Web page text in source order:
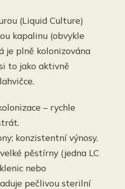
(Liquid Culture)
kapalinu (obvykle
je plně kolonizována
to jako aktivně
– rychle
konzistentní výnosy.
pěstírny (jedna LC
nebo
pečlivou sterilní